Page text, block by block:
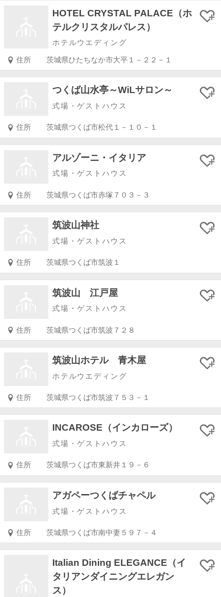
HOTEL CRYSTAL PALACE（ホ
テルクリスタルパレス）
ホテルウエディング
住所 茨城県ひたちなか市大平１－２２－１
つくば山水亭～WiLサロン～
式場・ゲストハウス
住所 茨城県つくば市松代１－１０－１
アルゾーニ・イタリア
式場・ゲストハウス
住所 茨城県つくば市赤塚７０３－３
筑波山神社
式場・ゲストハウス
住所 茨城県つくば市筑波１
筑波山 江戸屋
式場・ゲストハウス
住所 茨城県つくば市筑波７２８
筑波山ホテル 青木屋
ホテルウエディング
住所 茨城県つくば市筑波７５３－１
INCAROSE（インカローズ）
式場・ゲストハウス
住所 茨城県つくば市東新井１９－６
アガペーつくばチャペル
式場・ゲストハウス
住所 茨城県つくば市南中妻５９７－４
Italian Dining ELEGANCE（イ
タリアンダイニングエレガン
ス）